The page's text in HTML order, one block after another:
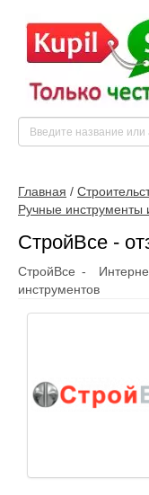
Главная /
Ручные инструменты
СтройВсе -
СтройВсе -
инструментов